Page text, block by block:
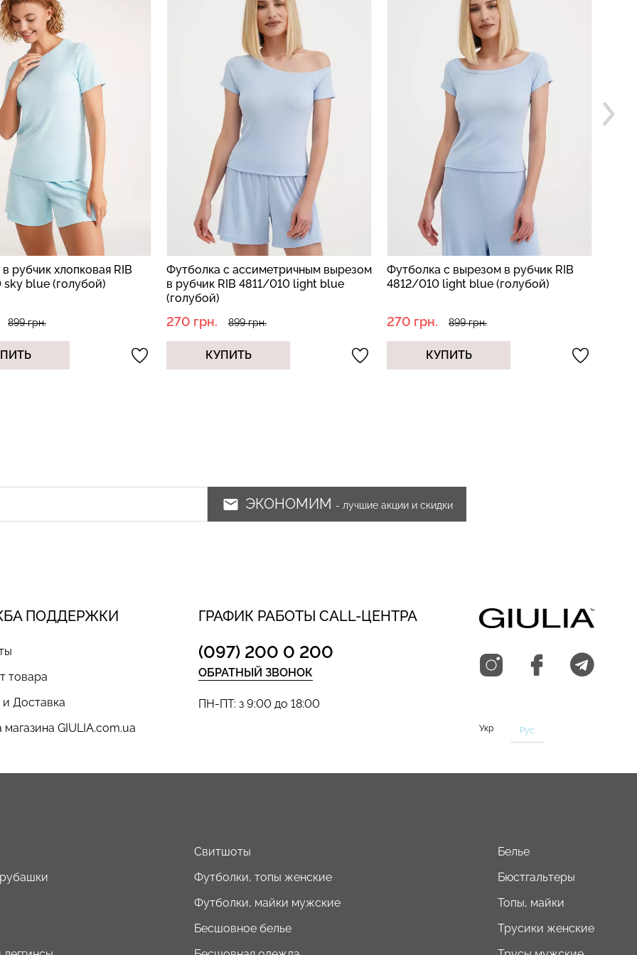
с ассиметричным вырезом
4811/010 light blue
899 грн.
Футболка с вырезом в рубчик RIB
4812/010 light blue (голубой)
270 грн. 899 грн.
КУПИТЬ
Футболка с имитацией майки LIGHT
ESSENTIAL 4823/320 (голубой)
475 грн. 949 грн.
КУПИТЬ
ЭКОНОМИМ - лучшие акции и скидки
ПОДДЕРЖКИ
товара
Доставка
GIULIA.com.ua
ГРАФИК РАБОТЫ CALL-ЦЕНТРА
(097) 200 0 200
ОБРАТНЫЙ ЗВОНОК
ПН-ПТ: з 9:00 до 18:00
Укр Рус
Свитшоты
Футболки, топы женские
Футболки, майки мужские
Бесшовное белье
Белье
Бюстгальтеры
Топы, майки
Трусики женские